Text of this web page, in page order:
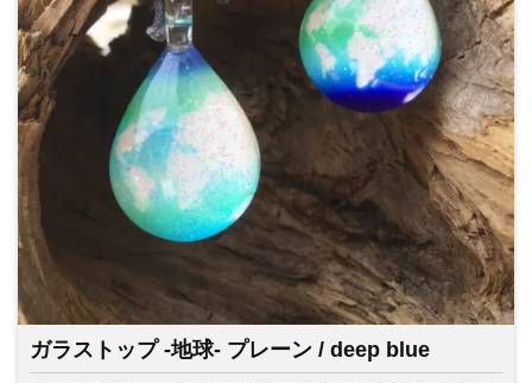
ガラストップ -地球- プレーン / deep blue